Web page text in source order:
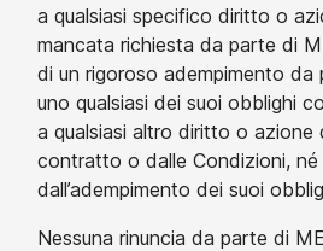
a qualsiasi specifico diritto o
mancata richiesta da parte di
di un rigoroso adempimento da
uno qualsiasi dei suoi obblighi
a qualsiasi altro diritto o azione
contratto o dalle Condizioni, né
dall’adempimento dei suoi
Nessuna rinuncia da parte di